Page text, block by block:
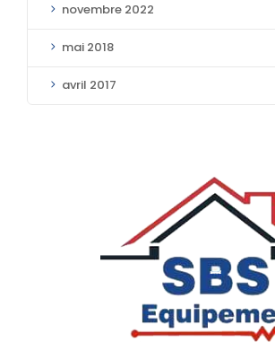
novembre 2022
mai 2018
avril 2017